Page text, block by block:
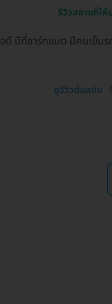
รีวิวสถานที่ให้
มีที่ชาร์ทแบต มีคนเข็นร
ดูรีวิวต้นฉบับ